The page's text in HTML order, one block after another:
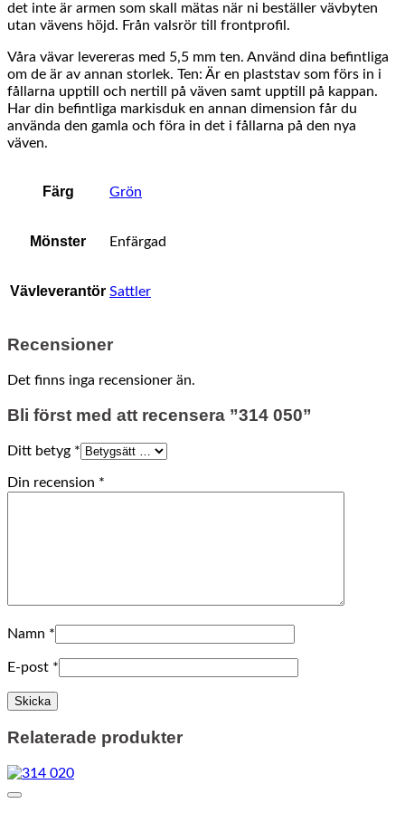
det inte är armen som skall mätas när ni beställer vävbyten
utan vävens höjd. Från valsrör till frontprofil.
Våra vävar levereras med 5,5 mm ten. Använd dina befintliga
om de är av annan storlek. Ten: Är en plaststav som förs in i
fållarna upptill och nertill på väven samt upptill på kappan.
Har din befintliga markisduk en annan dimension får du
använda den gamla och föra in det i fållarna på den nya
väven.
Färg Grön
Mönster Enfärgad
Vävleverantör Sattler
Recensioner
Det finns inga recensioner än.
Bli först med att recensera ”314 050”
Ditt betyg *
Din recension *
Namn *
E-post *
Relaterade produkter